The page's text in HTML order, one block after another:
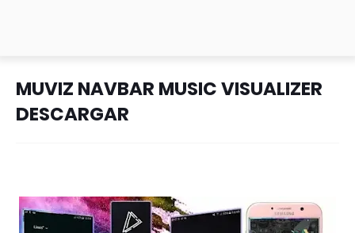
MUVIZ NAVBAR MUSIC VISUALIZER
DESCARGAR